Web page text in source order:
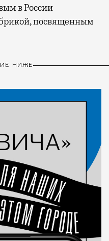
в России
посвященным
НИЖЕ